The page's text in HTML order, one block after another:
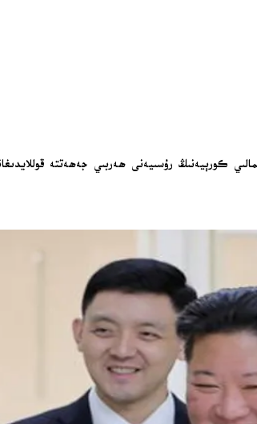
رۇسىيەنى ھەربىي جەھەتتە